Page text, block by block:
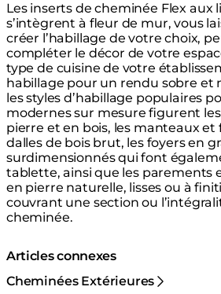
Les inserts de cheminée Flex aux
s’intègrent à fleur de mur, vous
créer l’habillage de votre choix,
compléter le décor de votre
type de cuisine de votre
habillage pour un rendu sobre et
les styles d’habillage populaires
modernes sur mesure figurent
pierre et en bois, les manteaux et
dalles de bois brut, les foyers en
surdimensionnés qui font
tablette, ainsi que les parements
en pierre naturelle, lisses ou à
couvrant une section ou
cheminée.
Articles connexes
Cheminées Extérieures